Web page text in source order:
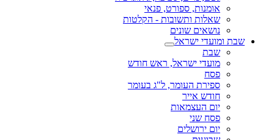
אומנות, ספורט, פנאי
שאלות ותשובות - הקלטות
נושאים שונים
שבת ומועדי ישראל
שבת
מועדי ישראל, ראש חודש
פסח
ספירת העומר, ל"ג בעומר
חודש אייר
יום העצמאות
פסח שני
יום ירושלים